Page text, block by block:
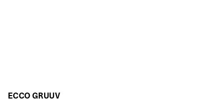
ECCO GRUUV